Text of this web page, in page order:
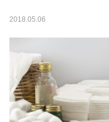
2018.05.06